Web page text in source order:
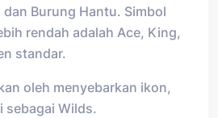
dan Burung Hantu. Simbol
rendah adalah Ace, King,
standar.
oleh menyebarkan ikon,
sebagai Wilds.